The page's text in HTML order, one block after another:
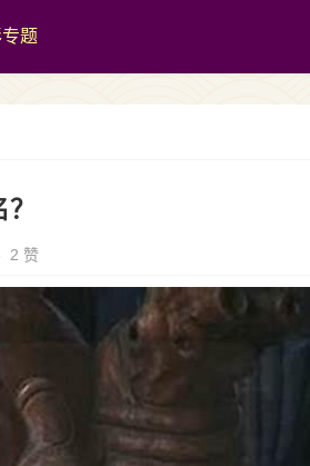
题
2 赞